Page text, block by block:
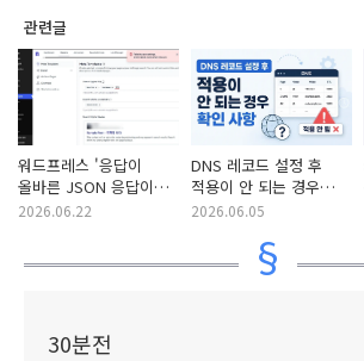
관련글
워드프레스 '응답이
올바른 JSON 응답이
아닙니다' 오류 해결
호스팅)
2026.06.22
DNS 레코드 설정 후
적용이 안 되는 경우
확인 사항
2026.06.05
30분전